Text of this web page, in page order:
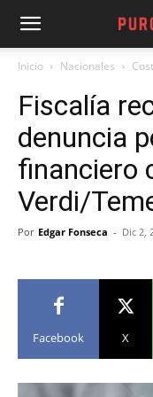
Inicio Nacionales
Fiscalía
denuncia
financiero
Verdi/
Por Edgar Fonseca - Dic 2,
Facebook X